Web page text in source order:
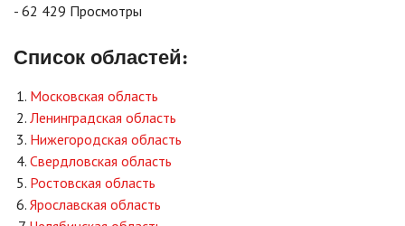
- 62 429 Просмотры
Список областей:
Московская область
Ленинградская область
Нижегородская область
Свердловская область
Ростовская область
Ярославская область